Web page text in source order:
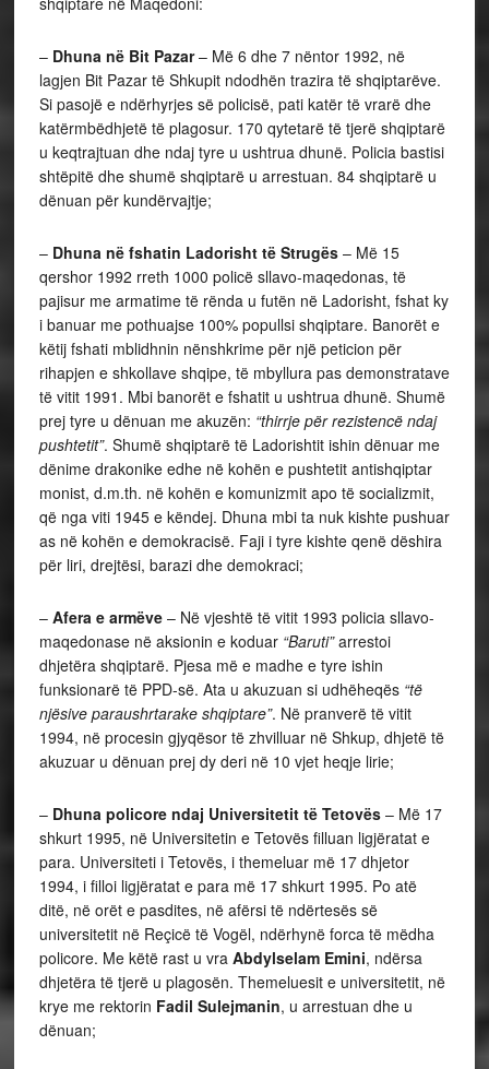
– Dhuna në Bit Pazar– Më 6 dhe 7 nëntor 1992, në
lagjen Bit Pazar të Shkupit ndodhën trazira të shqiptarëve.
Si pasojë e ndërhyrjes së policisë, pati katër të vrarë dhe
katërmbëdhjetë të plagosur. 170 qytetarë të tjerë shqiptarë
u keqtrajtuan dhe ndaj tyre u ushtrua dhunë. Policia bastisi
shtëpitë dhe shumë shqiptarë u arrestuan. 84 shqiptarë u
dënuan për kundërvajtje;
– Dhuna në fshatin Ladorisht të Strugës – Më 15
qershor 1992 rreth 1000 policë sllavo-maqedonas, të
pajisur me armatime të rënda u futën në Ladorisht, fshat ky
i banuar me pothuajse 100% popullsi shqiptare. Banorët e
këtij fshati mblidhnin nënshkrime për një peticion për
rihapjen e shkollave shqipe, të mbyllura pas demonstratave
të vitit 1991. Mbi banorët e fshatit u ushtrua dhunë. Shumë
prej tyre u dënuan me akuzën: “thirrje për rezistencë ndaj
pushtetit”. Shumë shqiptarë të Ladorishtit ishin dënuar me
dënime drakonike edhe në kohën e pushtetit antishqiptar
monist, d.m.th. në kohën e komunizmit apo të socializmit,
që nga viti 1945 e këndej. Dhuna mbi ta nuk kishte pushuar
as në kohën e demokracisë. Faji i tyre kishte qenë dëshira
për liri, drejtësi, barazi dhe demokraci;
– Afera e armëve – Në vjeshtë të vitit 1993 policia sllavo-
maqedonase në aksionin e koduar “Baruti”arrestoi
dhjetëra shqiptarë. Pjesa më e madhe e tyre ishin
funksionarë të PPD-së. Ata u akuzuan si udhëheqës “të
njësive paraushrtarake shqiptare”. Në pranverë të vitit
1994, në procesin gjyqësor të zhvilluar në Shkup, dhjetë të
akuzuar u dënuan prej dy deri në 10 vjet heqje lirie;
– Dhuna policore ndaj Universitetit të Tetovës– Më 17
shkurt 1995, në Universitetin e Tetovës filluan ligjëratat e
para. Universiteti i Tetovës, i themeluar më 17 dhjetor
1994, i filloi ligjëratat e para më 17 shkurt 1995. Po atë
ditë, në orët e pasdites, në afërsi të ndërtesës së
universitetit në Reçicë të Vogël, ndërhynë forca të mëdha
policore. Me këtë rast u vra Abdylselam Emini, ndërsa
dhjetëra të tjerë u plagosën. Themeluesit e universitetit, në
krye me rektorin Fadil Sulejmanin, u arrestuan dhe u
dënuan;